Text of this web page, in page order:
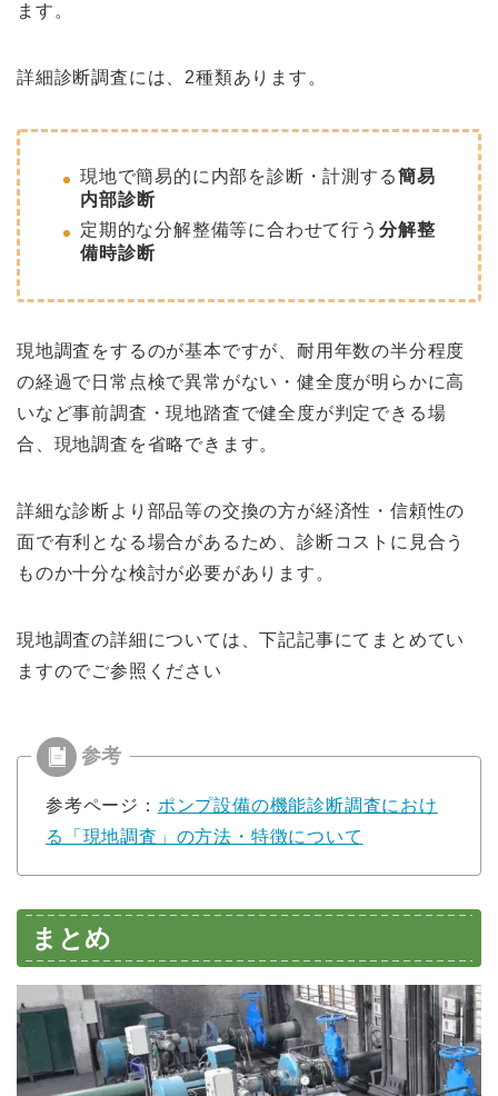
ます。
詳細診断調査には、2種類あります。
現地で簡易的に内部を診断・計測する簡易
内部診断
定期的な分解整備等に合わせて行う 分解整
備時診断
現地調査をするのが基本ですが、耐用年数の半分程度
の経過で日常点検で異常がない・健全度が明らかに高
いなど事前調査・現地踏査で健全度が判定できる場
合、現地調査を省略できます。
詳細な診断より部品等の交換の方が経済性・信頼性の
面で有利となる場合があるため、診断コストに見合う
ものか十分な検討が必要があります。
現地調査の詳細については、下記記事にてまとめてい
ますのでご参照ください
参考ページ： ポンプ設備の機能診断調査におけ
る「現地調査」の方法・特徴について
まとめ